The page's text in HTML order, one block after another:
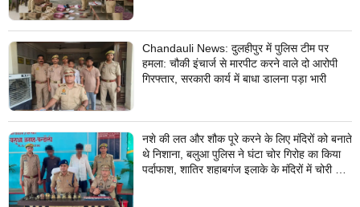
Chandauli News: दुलहीपुर में पुलिस टीम पर
हमला: चौकी इंचार्ज से मारपीट करने वाले दो आरोपी
गिरफ्तार, सरकारी कार्य में बाधा डालना पड़ा भारी
नशे की लत और शौक पूरे करने के लिए मंदिरों को बनाते
थे निशाना, बलुआ पुलिस ने घंटा चोर गिरोह का किया
पर्दाफाश, शातिर शहाबगंज इलाके के मंदिरों में चोरी की